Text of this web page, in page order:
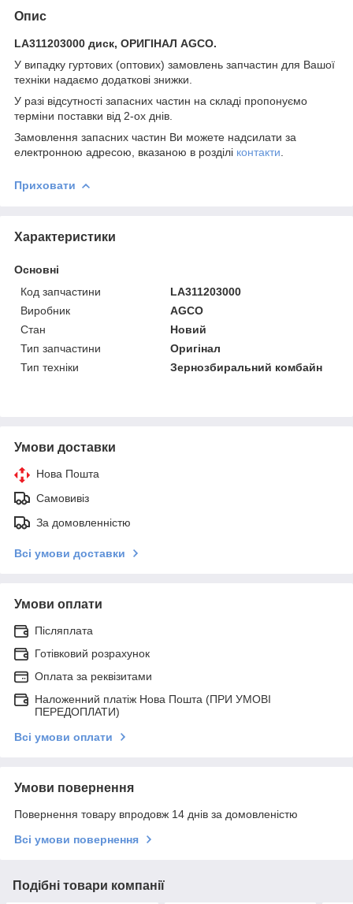
Опис
LA311203000 диск, ОРИГІНАЛ AGCO.
У випадку гуртових (оптових) замовлень запчастин для Вашої
техніки надаємо додаткові знижки.
У разі відсутності запасних частин на складі пропонуємо
терміни поставки від 2-ох днів.
Замовлення запасних частин Ви можете надсилати за
електронною адресою, вказаною в розділі контакти
Приховати
Характеристики
Основні
Код запчастини
LA311203000
Виробник
AGCO
Стан
Новий
Тип запчастини
Оригінал
Тип техніки
Зернозбиральний комбайн
Умови доставки
Нова Пошта
Самовивіз
За домовленністю
Всі умови доставки
Умови оплати
Післяплата
Готівковий розрахунок
Оплата за реквізитами
Наложенний платіж Нова Пошта (ПРИ УМОВІ
ПЕРЕДОПЛАТИ)
Всі умови оплати
Умови повернення
Повернення товару впродовж 14 днів за домовленістю
Всі умови повернення
Подібні товари компанії